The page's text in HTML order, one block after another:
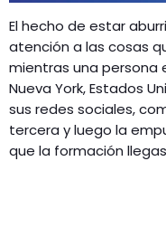
El hecho de estar
atención a las cosas
mientras una persona
Nueva York, Estados
sus redes sociales,
tercera y luego la
que la formación